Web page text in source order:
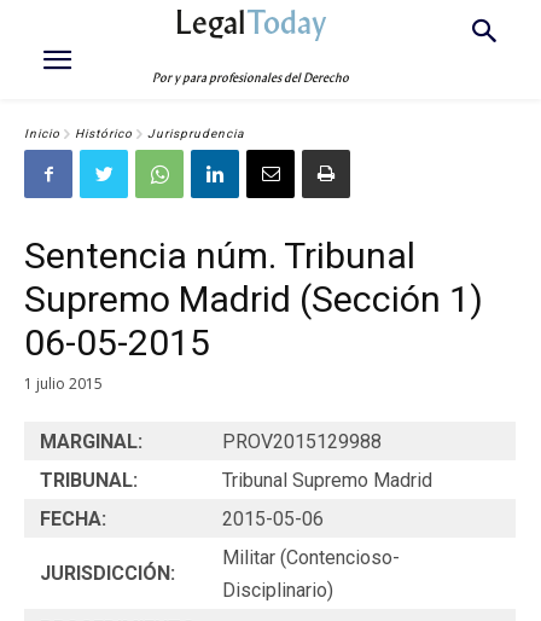
LegalToday
Por y para profesionales del Derecho
Inicio Histórico Jurisprudencia
Sentencia núm. Tribunal
Supremo Madrid (Sección 1)
06-05-2015
1 julio 2015
MARGINAL:
PROV2015129988
TRIBUNAL:
Tribunal Supremo Madrid
FECHA:
2015-05-06
JURISDICCIÓN:
Militar (Contencioso-
Disciplinario)